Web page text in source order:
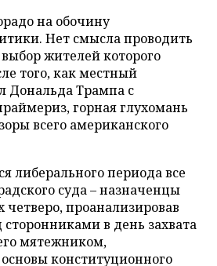
на обочину
Нет смысла проводить
жителей которого
того, как местный
Дональда Трампа с
горная глухомань
всего американского
либерального периода все
суда – назначенцы
четверо, проанализировав
в день захвата
мятежником,
конституционного